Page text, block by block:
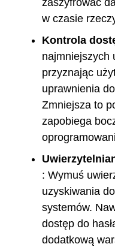
zaszyfrować
w czasie
Kontrola
najmniejszych
przyznając
uprawnienia
Zmniejsza to
zapobiega
: Wymuś
uzyskiwania
systemów.
dostęp do
dodatkową